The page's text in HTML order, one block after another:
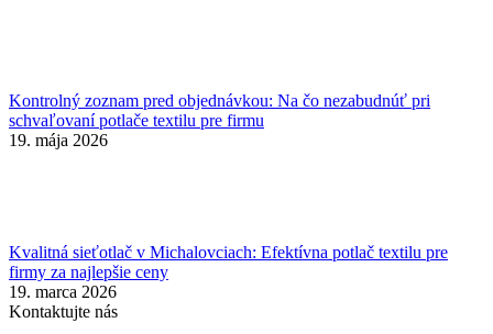
Kontrolný zoznam pred objednávkou: Na čo nezabudnúť pri
schvaľovaní potlače textilu pre firmu
19. mája 2026
Kvalitná sieťotlač v Michalovciach: Efektívna potlač textilu pre
firmy za najlepšie ceny
19. marca 2026
Kontaktujte nás